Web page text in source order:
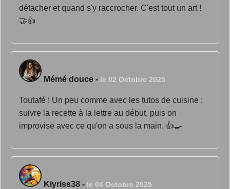
détacher et quand s'y raccrocher. C'est tout un art !
🤝👍
Mémé douce - le 02 Octobre 2025
Toutafé ! Un peu comme avec les tutos de cuisine :
suivre la recette à la lettre au début, puis on
improvise avec ce qu'on a sous la main. 👍🍳
Klyriss38 - le 04 Octobre 2025